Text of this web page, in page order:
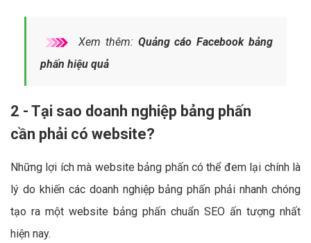
Xem thêm: Quảng cáo Facebook bảng
phấn hiệu quả
2 - Tại sao doanh nghiệp bảng phấn
cần phải có website?
Những lợi ích mà website bảng phấn có thể đem lại chính là
lý do khiến các doanh nghiệp bảng phấn phải nhanh chóng
tạo ra một website bảng phấn chuẩn SEO ấn tượng nhất
hiện nay.